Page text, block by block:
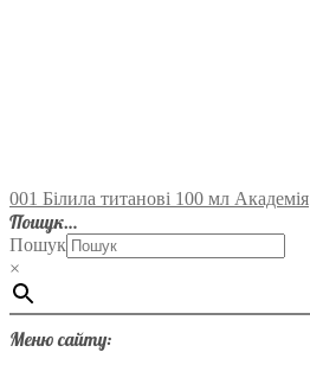
001 Білила титанові 100 мл Академія
Пошук…
Пошук
×
Меню сайту: